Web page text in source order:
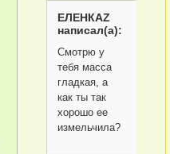
ЕЛЕНКАZ
написал(а):
Смотрю у
тебя масса
гладкая, а
как ты так
хорошо ее
измельчила?